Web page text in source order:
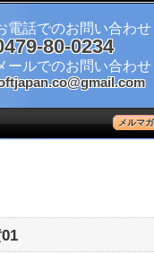
電話でのお問い合わせ
80-0234
ールでのお問い合わせ
メルマ